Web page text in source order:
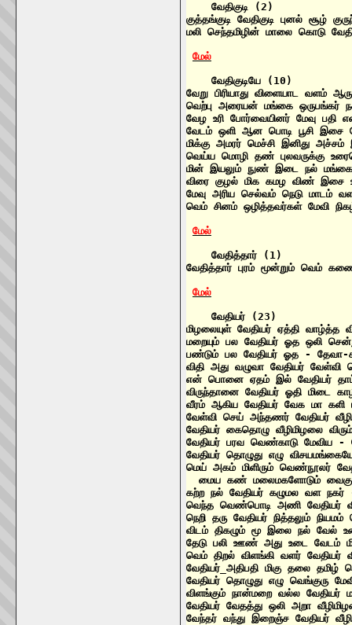
    வேதிகுடி (2)
குத்தங்குடி வேதிகுடி புனல் சூழ்
மலி செந்தமிழின் மாலை கொடு
மேல்
    வேதிகுடியே (10)
வேறு பிரியாது விளையாட வளம்
வெற்பு அரையன் மங்கை ஒருபங்கர்
வேழ உரி போர்வையினர் மேவு பதி
வேடம் ஒளி ஆன பொடி பூசி இசை
மிக்கு அமரர் மெச்சி இனிது
வெய்ய மொழி தண் புலவருக்கு
மின் இயலும் நுண் இடை நல்
விரை குழல் மிக கமழ விண் இசை
மேவு அரிய செல்வம் நெடு மாடம்
வெம் சினம் ஒழித்தவர்கள் மேவி
மேல்
    வேதித்தார் (1)
வேதித்தார் புரம் மூன்றும் வெம்
மேல்
    வேதியர் (23)
மிழலையுள் வேதியர் ஏத்தி
மறையும் பல வேதியர் ஓத ஒலி
பண்டும் பல வேதியர் ஓத - தேவா-
விதி அது வழுவா வேதியர்
என் பொனை ஏதம் இல் வேதியர்
விருந்தானை வேதியர் ஓதி மிடை
வீரம் ஆகிய வேதியர் வேக மா
வேள்வி செய் அந்தணர் வேதியர்
வேதியர் கைதொழு வீழிமிழலை
வேதியர் பரவ வெண்காடு மேவிய -
வேதியர் தொழுது எழு
மெய் அகம் மிளிரும் வெண்நூலர்
மைய கண் மலைமகளோடும் வைகு
கற்ற நல் வேதியர் கழுமல வள
வெந்த வெண்பொடி அணி வேதியர்
நெறி தரு வேதியர் நித்தலும்
விடம் திகழும் மூ இலை நல் வேல்
தேடு பலி ஊண் அது உடை வேடம்
வெம் திறல் விளங்கி வளர் வேதியர்
வேதியர்_அதிபதி மிகு தலை
வேதியர் தொழுது எழு வெங்குரு
விளங்கும் நான்மறை வல்ல
வேதியர் வேதத்து ஒலி அறா
வேந்தர் வந்து இறைஞ்ச வேதியர்